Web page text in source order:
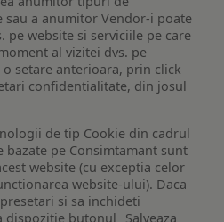
sau a anumitor Vendor-i poate
pe website si serviciile pe care
al vizitei dvs. pe
setare anterioara, prin click
confidentialitate, din josul
de tip Cookie din cadrul
bazate pe Consimtamant sunt
website (cu exceptia celor
website-ului). Daca
si sa inchideti
butonul „Salveaza